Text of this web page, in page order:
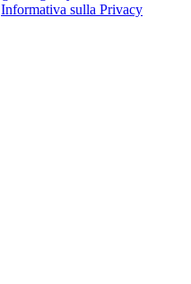
Informativa sulla Privacy